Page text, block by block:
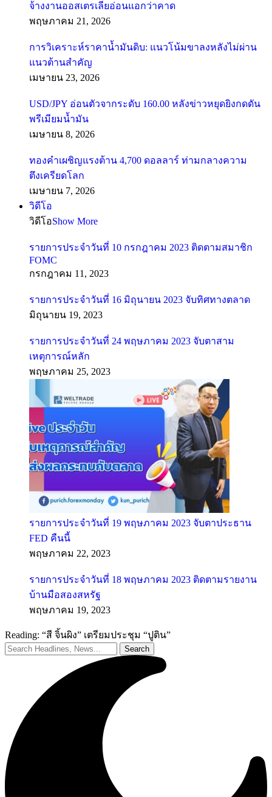
จ้างงานออสเตรเลียอ่อนแอกว่าคาด
พฤษภาคม 21, 2026
การวิเคราะห์ราคาน้ำมันดิบ: แนวโน้มขาลงหลังไม่ผ่าน
แนวต้านสำคัญ
เมษายน 23, 2026
USD/JPY อ่อนตัวจากระดับ 160.00 หลังข่าวหยุดยิงกดดัน
พรีเมียมน้ำมัน
เมษายน 8, 2026
ทองคำเผชิญแรงต้าน 4,700 ดอลลาร์ ท่ามกลางความ
ตึงเครียดโลก
เมษายน 7, 2026
วิดีโอ
วิดีโอShow More
รายการประจำวันที่ 10 กรกฎาคม 2023 ติดตามสมาชิก
FOMC
กรกฎาคม 11, 2023
รายการประจำวันที่ 16 มิถุนายน 2023 จับทิศทางตลาด
มิถุนายน 19, 2023
รายการประจำวันที่ 24 พฤษภาคม 2023 จับตาสาม
เหตุการณ์หลัก
พฤษภาคม 25, 2023
รายการประจำวันที่ 19 พฤษภาคม 2023 จับตาประธาน
FED คืนนี้
พฤษภาคม 22, 2023
รายการประจำวันที่ 18 พฤษภาคม 2023 ติดตามรายงาน
บ้านมือสองสหรัฐ
พฤษภาคม 19, 2023
Reading: “สี จิ้นผิง” เตรียมประชุม “ปูติน”